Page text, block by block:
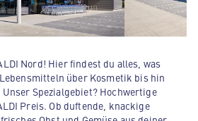
Nord! Hier findest du alles, was
über Kosmetik bis hin
Spezialgebiet? Hochwertige
Preis. Ob duftende, knackige